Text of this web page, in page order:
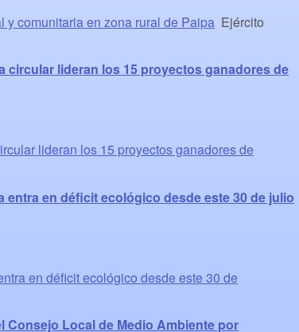
comunitaria en zona rural de Paipa Ejército
circular lideran los 15 proyectos ganadores de
lideran los 15 proyectos ganadores de
entra en déficit ecológico desde este 30 de julio
en déficit ecológico desde este 30 de
Consejo Local de Medio Ambiente por